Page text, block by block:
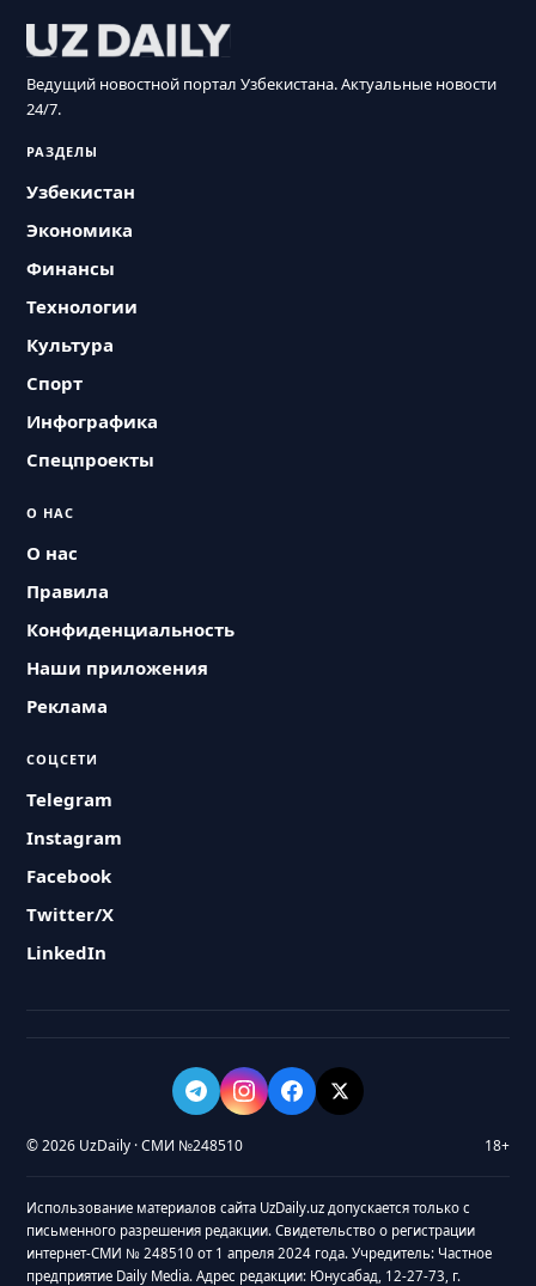
Ведущий новостной портал Узбекистана. Актуальные новости
24/7.
РАЗДЕЛЫ
Узбекистан
Экономика
Финансы
Технологии
Культура
Спорт
Инфографика
Спецпроекты
О НАС
О нас
Правила
Конфиденциальность
Наши приложения
Реклама
СОЦСЕТИ
Telegram
Instagram
Facebook
Twitter/X
LinkedIn
© 2026 UzDaily · СМИ №248510 18+
Использование материалов сайта UzDaily.uz допускается только с
письменного разрешения редакции. Свидетельство о регистрации
интернет-СМИ № 248510 от 1 апреля 2024 года. Учредитель: Частное
предприятие Daily Media. Адрес редакции: Юнусабад, 12-27-73, г.